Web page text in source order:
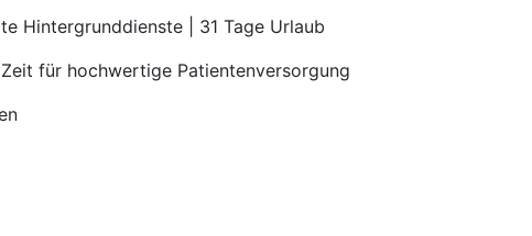
Hintergrunddienste | 31 Tage Urlaub
für hochwertige Patientenversorgung